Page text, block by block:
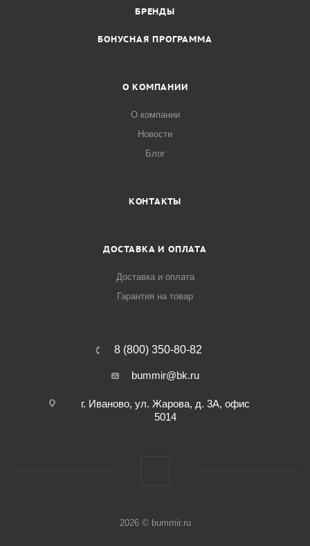
БРЕНДЫ
БОНУСНАЯ ПРОГРАММА
О КОМПАНИИ
О компании
Новости
Блог
КОНТАКТЫ
ДОСТАВКА И ОПЛАТА
Доставка и оплата
Гарантия на товар
8 (800) 350-80-82
bummir@bk.ru
г. Иваново, ул. Жарова, д. 3А, офис
5014
2026 © bummir.ru